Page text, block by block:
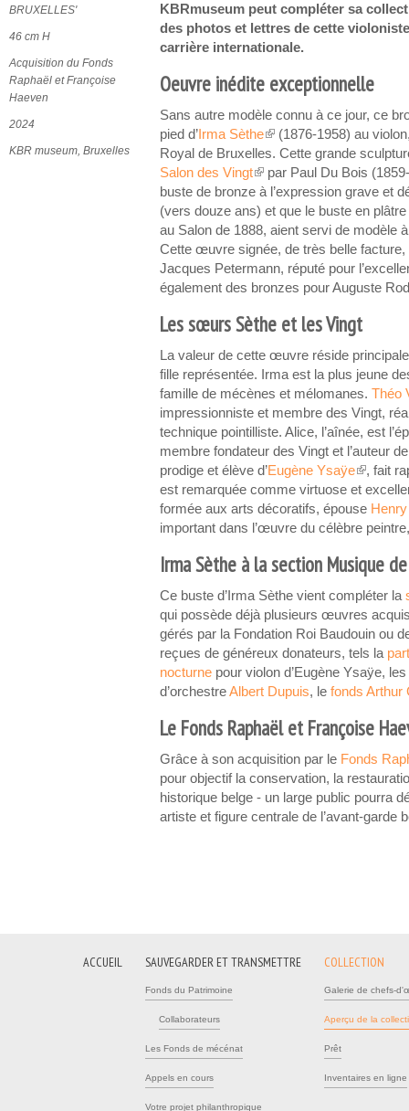
KBRmuseum peut compléter sa
des photos et lettres de cette
carrière internationale.
Oeuvre inédite exceptionnelle
Sans autre modèle connu à ce jour, ce
pied d’ Irma Sèthe(link is external)
(1876-1958) au
Royal de Bruxelles. Cette grande
Salon des Vingt(link is external)
par Paul Du Bois
buste de bronze à l’expression grave et
(vers douze ans) et que le buste en
au Salon de 1888, aient servi de modèle
Cette œuvre signée, de très belle facture,
Jacques Petermann, réputé pour
également des bronzes pour Auguste
Les sœurs Sèthe et les Vingt
La valeur de cette œuvre réside
fille représentée. Irma est la plus jeune
famille de mécènes et mélomanes. Théo
impressionniste et membre des Vingt,
technique pointilliste. Alice, l’aînée, est
membre fondateur des Vingt et l’auteur
prodige et élève d’Eugène Ysaÿe(link is
, fait
est remarquée comme virtuose et
formée aux arts décoratifs, épouse
important dans l’œuvre du célèbre
Irma Sèthe à la section Musique
Ce buste d’Irma Sèthe vient compléter la
qui possède déjà plusieurs œuvres
gérés par la Fondation Roi Baudouin ou
reçues de généreux donateurs, tels la
nocturne pour violon d’Eugène Ysaÿe,
d’orchestreAlbert Dupuis, le fonds Arthur
Le Fonds Raphaël et Françoise
Grâce à son acquisition par le Fonds
pour objectif la conservation, la
historique belge - un large public pourra
artiste et figure centrale de l’avant-garde
BRUXELLES'
46 cm H
Acquisition du Fonds
Raphaël et Françoise
Haeven
2024
KBR museum, Bruxelles
ACCUEIL SAUVEGARDER ET TRANSMETTRE
Fonds du Patrimoine
Collaborateurs
Les Fonds de mécénat
Appels en cours
Votre projet philanthropique
COLLECTION
Galerie de chefs-
Aperçu de la
Prêt
Inventaires en ligne